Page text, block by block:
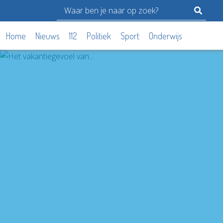
Home Nieuws 112 Politiek Sport Onderwijs